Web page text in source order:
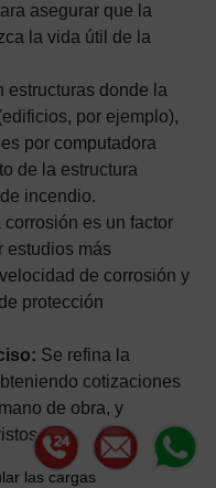
asegurar que la
la vida útil de la
estructuras donde la
por ejemplo),
por computadora
de la estructura
incendio.
corrosión es un factor
estudios más
de corrosión y
protección
Se refina la
cotizaciones
de obra, y
las cargas